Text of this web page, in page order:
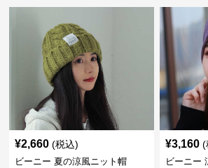
¥2,660 (税込)
ビーニー 夏の涼風ニット帽
¥3,160 (
ビーニー